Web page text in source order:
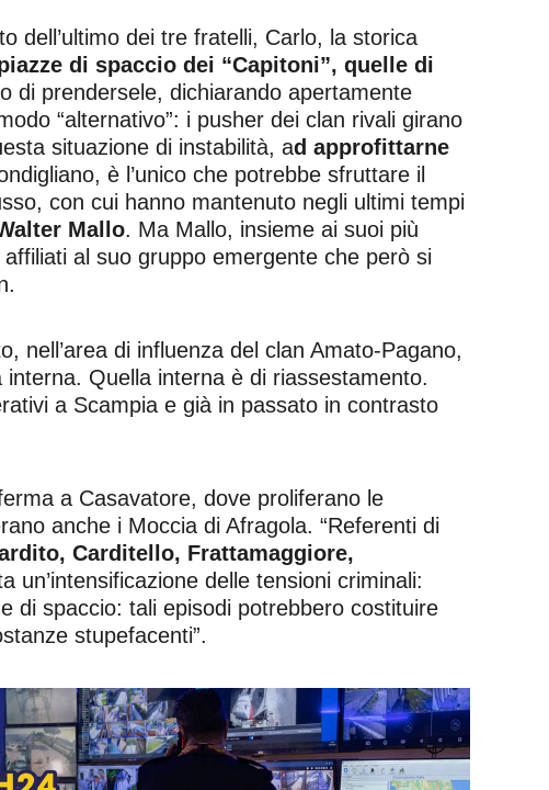
dell’ultimo dei tre fratelli, Carlo, la storica
di spaccio dei “Capitoni”, quelle di
di prendersele, dichiarando apertamente
“alternativo”: i pusher dei clan rivali girano
situazione di instabilità, ad approfittarne
è l’unico che potrebbe sfruttare il
con cui hanno mantenuto negli ultimi tempi
Mallo. Ma Mallo, insieme ai suoi più
al suo gruppo emergente che però si
nell’area di influenza del clan Amato-Pagano,
Quella interna è di riassestamento.
a Scampia e già in passato in contrasto
a Casavatore, dove proliferano le
anche i Moccia di Afragola. “Referenti di
Carditello, Frattamaggiore,
delle tensioni criminali:
di spaccio: tali episodi potrebbero costituire
stupefacenti”.